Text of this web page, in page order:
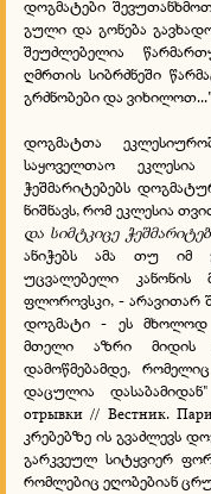
დოგმატები
გული და გონება
შეუძლებელია
ღმრთის სიბრძნეში
გრძნობები და ვიხილოთ..."
დოგმატთა
საყოველთაო
ჭეშმარიტებებს
ნიშნავს, რომ ეკლესია
და სიმტკიცე
ანიჭებს ამა თუ იმ
უცვალებელი
ფლოროვსკი, - არავითარ
დოგმატი - ეს მხოლოდ
მთელი აზრი მიდის
დამოწმებამდე,
დაცულია
отрывки // Вестник.
კრებებზე ის გვაძლევს
გარკვეულ სიტყვიერ
რომლებიც ეღობებიან